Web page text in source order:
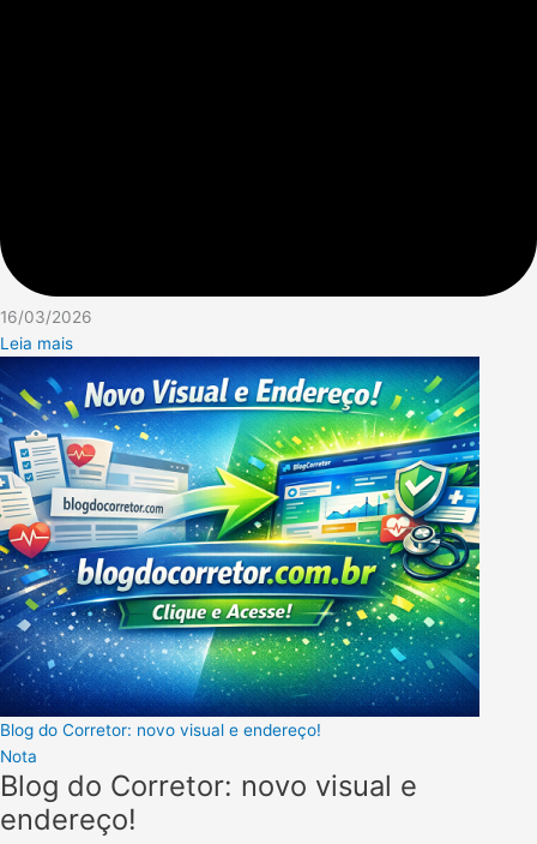
16/03/2026
Leia mais
Blog do Corretor: novo visual e endereço!
Nota
Blog do Corretor: novo visual e
endereço!